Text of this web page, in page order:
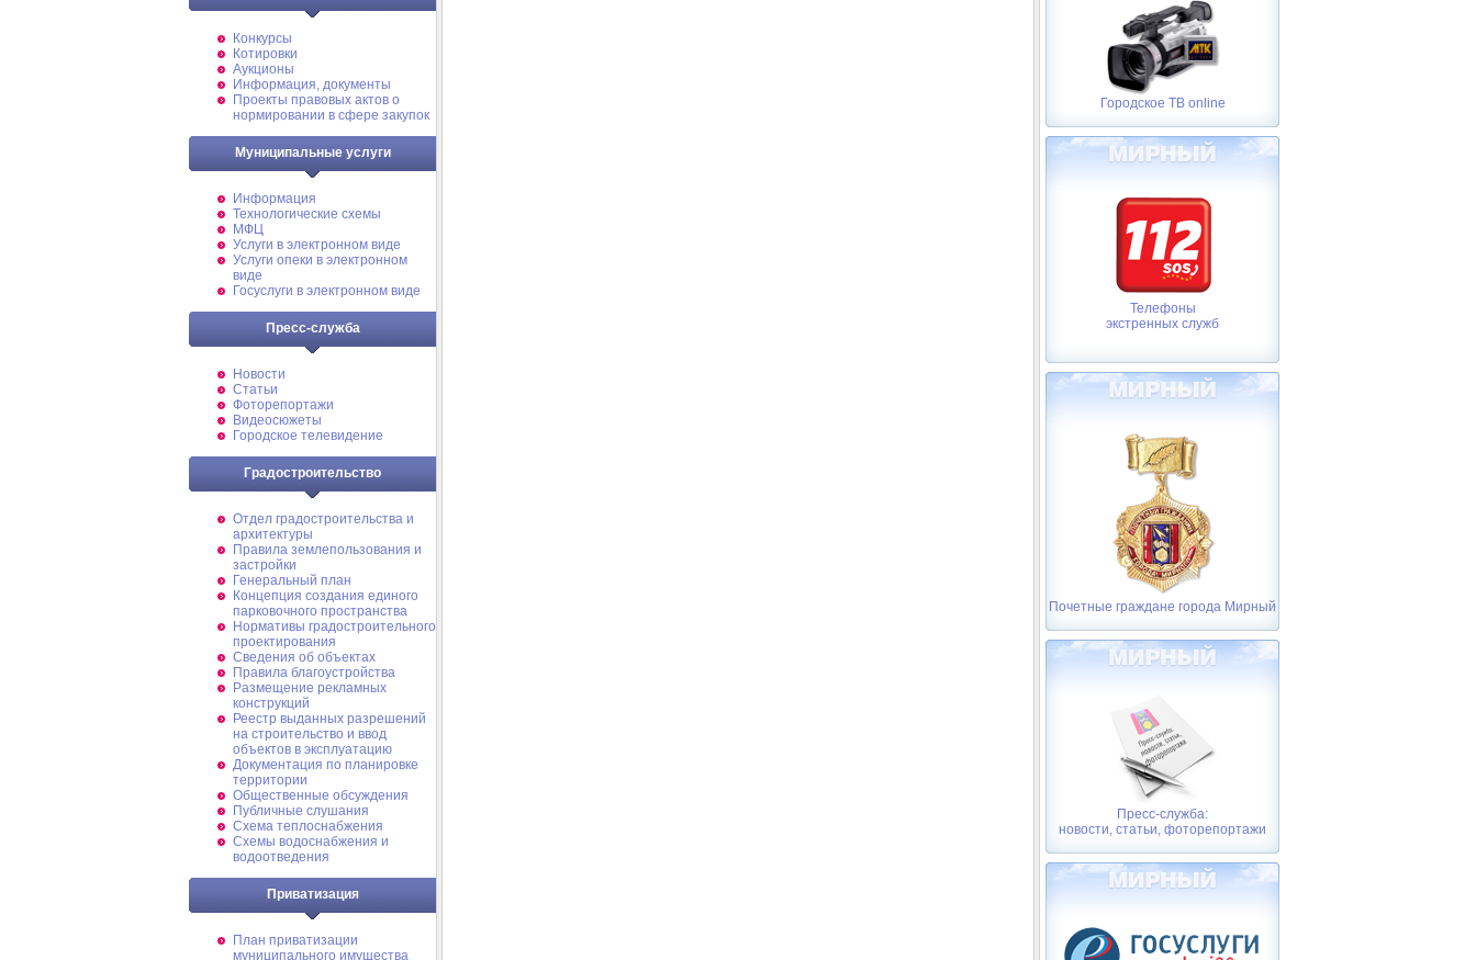
Конкурсы
Котировки
Аукционы
Информация, документы
Проекты правовых актов о
нормировании в сфере закупок
Муниципальные услуги
Информация
Технологические схемы
МФЦ
Услуги в электронном виде
Услуги опеки в электронном
виде
Госуслуги в электронном виде
Пресс-служба
Новости
Статьи
Фоторепортажи
Видеосюжеты
Городское телевидение
Градостроительство
Отдел градостроительства и
архитектуры
Правила землепользования и
застройки
Генеральный план
Концепция создания единого
парковочного пространства
Нормативы градостроительного
проектирования
Сведения об объектах
Правила благоустройства
Размещение рекламных
конструкций
Реестр выданных разрешений
на строительство и ввод
объектов в эксплуатацию
Документация по планировке
территории
Общественные обсуждения
Публичные слушания
Схема теплоснабжения
Схемы водоснабжения и
водоотведения
Приватизация
План приватизации
муниципального имущества
Городское ТВ online
Телефоны
экстренных служб
Почетные граждане города Мирный
Пресс-служба:
новости, статьи, фоторепортажи